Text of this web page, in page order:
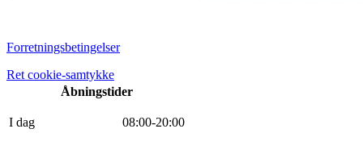
Forretningsbetingelser
Ret cookie-samtykke
Åbningstider
I dag 08:00-20:00